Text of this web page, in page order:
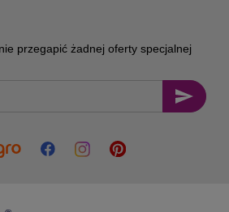
przegapić żadnej oferty specjalnej